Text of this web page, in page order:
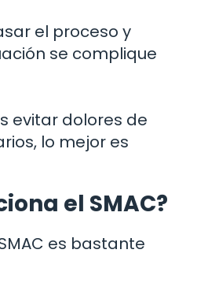
el proceso y
se complique
evitar dolores de
lo mejor es
el SMAC?
es bastante